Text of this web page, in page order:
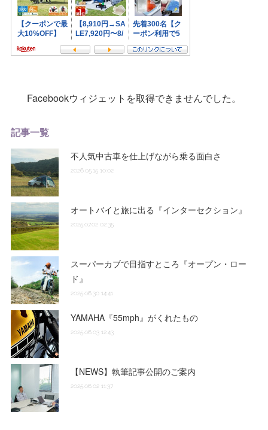
Facebookウィジェットを取得できませんでした。
記事一覧
不人気中古車を仕上げながら乗る面白さ
2026.05.15 10:02
オートバイと旅に出る『インターセクション』
2025.07.02 02:35
スーパーカブで目指すところ『オープン・ロー
ド』
2025.06.30 14:41
YAMAHA『55mph』がくれたもの
2025.06.03 12:43
【NEWS】執筆記事公開のご案内
2025.06.02 11:37